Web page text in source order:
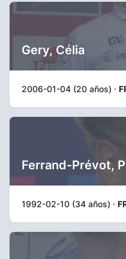
Gery, Célia
2006-01-04 (20 años) ·
Ferrand-Prévot,
1992-02-10 (34 años) ·